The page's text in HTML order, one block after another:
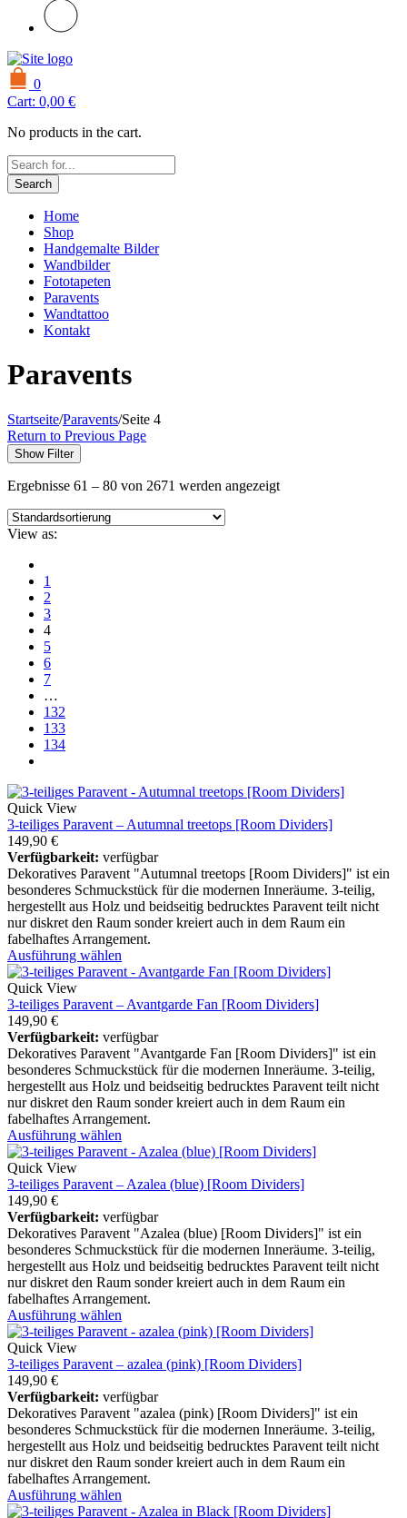
0
Cart: 0,00 €
No products in the cart.
Search
Home
Shop
Handgemalte Bilder
Wandbilder
Fototapeten
Paravents
Wandtattoo
Kontakt
Paravents
Startseite/Paravents/Seite 4
Return to Previous Page
Show Filter
Ergebnisse 61 – 80 von 2671 werden angezeigt
View as:
1
2
3
4
5
6
7
…
132
133
134
Quick View
3-teiliges Paravent – Autumnal treetops [Room Dividers]
149,90 €
Verfügbarkeit: verfügbar
Dekoratives Paravent "Autumnal treetops [Room Dividers]" ist ein
besonderes Schmuckstück für die modernen Inneräume. 3-teilig,
hergestellt aus Holz und beidseitig bedrucktes Paravent teilt nicht
nur diskret den Raum sonder kreiert auch in dem Raum ein
fabelhaftes Arrangement.
Ausführung wählen
Quick View
3-teiliges Paravent – Avantgarde Fan [Room Dividers]
149,90 €
Verfügbarkeit: verfügbar
Dekoratives Paravent "Avantgarde Fan [Room Dividers]" ist ein
besonderes Schmuckstück für die modernen Inneräume. 3-teilig,
hergestellt aus Holz und beidseitig bedrucktes Paravent teilt nicht
nur diskret den Raum sonder kreiert auch in dem Raum ein
fabelhaftes Arrangement.
Ausführung wählen
Quick View
3-teiliges Paravent – Azalea (blue) [Room Dividers]
149,90 €
Verfügbarkeit: verfügbar
Dekoratives Paravent "Azalea (blue) [Room Dividers]" ist ein
besonderes Schmuckstück für die modernen Inneräume. 3-teilig,
hergestellt aus Holz und beidseitig bedrucktes Paravent teilt nicht
nur diskret den Raum sonder kreiert auch in dem Raum ein
fabelhaftes Arrangement.
Ausführung wählen
Quick View
3-teiliges Paravent – azalea (pink) [Room Dividers]
149,90 €
Verfügbarkeit: verfügbar
Dekoratives Paravent "azalea (pink) [Room Dividers]" ist ein
besonderes Schmuckstück für die modernen Inneräume. 3-teilig,
hergestellt aus Holz und beidseitig bedrucktes Paravent teilt nicht
nur diskret den Raum sonder kreiert auch in dem Raum ein
fabelhaftes Arrangement.
Ausführung wählen